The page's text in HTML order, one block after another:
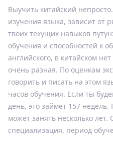
Выучить китайский
изучения языка, зависит от
твоих текущих навыков
обучения и способностей к
английского, в китайском
очень разная. По оценкам
говорить и писать на этом
часов обучения. Если ты
день, это займет 157 недель.
может занять несколько лет.
специализация, период